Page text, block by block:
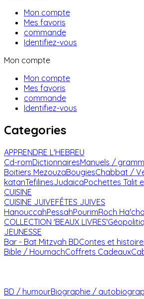
Mon compte
Mes favoris
commande
Identifiez-vous
Mon compte
Mon compte
Mes favoris
commande
Identifiez-vous
Categories
APPRENDRE L'HEBREU
Cd-romDictionnairesManuels /
Boitiers MezouzaBougiesChabbat /
katanTefilinesJudaicaPochettes Talit
CUISINE
CUISINE JUIVEFÊTES JUIVES
HanouccahPessahPourimRoch
COLLECTION 'BEAUX LIVRES'
JEUNESSE
Bar - Bat Mitzvah BDContes et
Bible / HoumachCoffrets Cadeaux
BD / humourBiographie /